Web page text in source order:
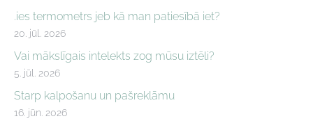
.ies termometrs jeb kā man patiesībā iet?
20. jūl. 2026
Vai mākslīgais intelekts zog mūsu iztēli?
5. jūl. 2026
Starp kalpošanu un pašreklāmu
16. jūn. 2026